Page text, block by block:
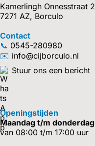
Kamerlingh Onnesstraat 2
7271 AZ, Borculo
Contact
📞 0545-280980
✉️ info@cijborculo.nl
Stuur ons een bericht
Openingstijden
Maandag t/m donderdag
van 08:00 t/m 17:00 uur